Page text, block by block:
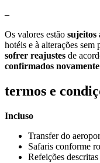
–
Os valores estão sujeitos
hotéis e à alterações
sofrer reajustes de
confirmados
termos e
Incluso
Transfer do
Safaris conforme
Refeições